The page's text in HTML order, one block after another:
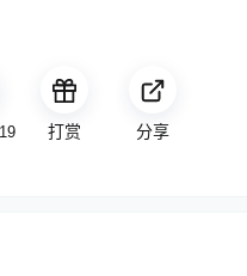
打赏 分享